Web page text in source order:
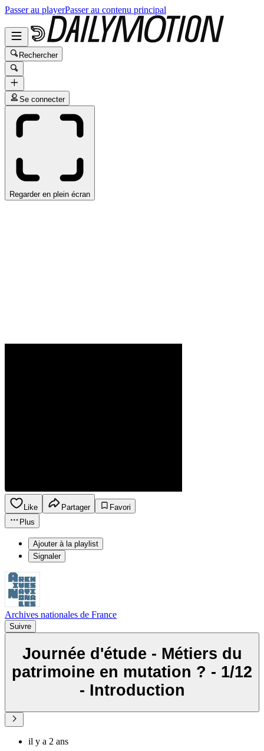
Passer au playerPasser au contenu principal
Rechercher
Se connecter
Regarder en plein écran
Like Partager
Favori
Plus
Ajouter à la playlist
Signaler
Archives nationales de France
Suivre
Journée d'étude - Métiers du
patrimoine en mutation ? - 1/12
- Introduction
il y a 2 ans